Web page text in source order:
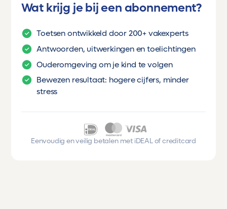
Wat krijg je bij een abonnement?
Toetsen ontwikkeld door 200+ vakexperts
Antwoorden, uitwerkingen en toelichtingen
Ouderomgeving om je kind te volgen
Bewezen resultaat: hogere cijfers, minder
stress
Eenvoudig en veilig betalen met iDEAL of creditcard